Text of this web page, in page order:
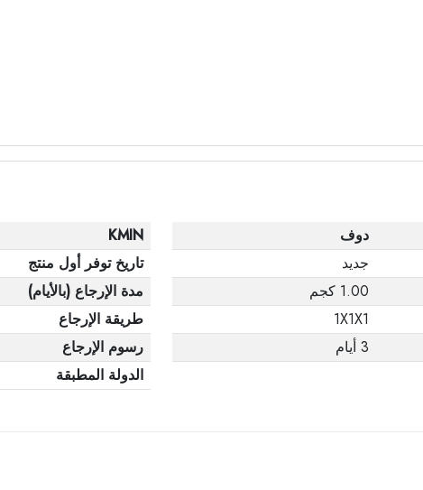
دوف
جديد
1.00 كجم
1X1X1
3 أيام
KMIN
تاريخ توفر أول منتج
مدة الإرجاع (بالأيام)
طريقة الإرجاع
رسوم الإرجاع
الدولة المطبقة